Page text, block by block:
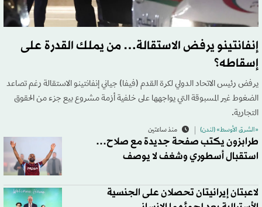
إنفانتينو يرفض الاستقالة… من يملك القدرة على
إسقاطه؟
يرفض رئيس الاتحاد الدولي لكرة القدم (فيفا) جياني إنفانتينو الاستقالة رغم تصاعد
الضغوط غير المسبوقة التي يواجهها على خلفية أزمة مشروع بيع جزء من الحقوق
التجارية.
«الشرق الأوسط» (لندن) منذ ساعتين
طرابزون يكتب صفحة جديدة مع صلاح…
استقبال أسطوري وشغف لا يوصف
لاعبتان إيرانيتان تحصلان على الجنسية